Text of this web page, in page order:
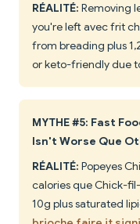
RÉALITÉ: Removing
you're left avec frit
from breading plus
or keto-friendly due
MYTHE #5: Fast
Isn't Worse Que
RÉALITÉ: Popeyes
calories que Chick-
10g plus saturated